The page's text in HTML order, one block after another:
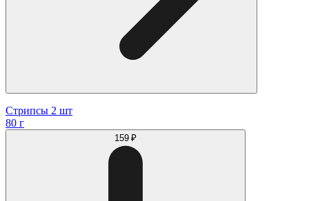
Стрипсы 2 шт
80 г
159 ₽